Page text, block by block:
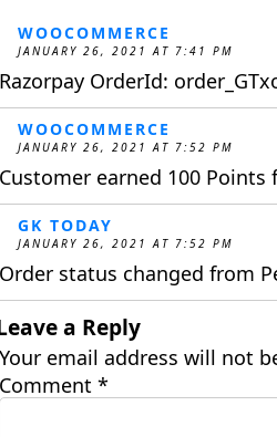
WOOCOMMERCE
JANUARY 26, 2021 AT 7:41 PM
Razorpay OrderId:
WOOCOMMERCE
JANUARY 26, 2021 AT 7:52 PM
Customer earned 100 Points
GK TODAY
JANUARY 26, 2021 AT 7:52 PM
Order status changed from
a Reply
Your email address will not
Comment *